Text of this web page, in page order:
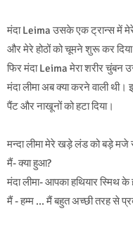
मंदा Leima उसके एक ट्रान्स में मेरे
और मेरे होठों को चूमने शुरू कर
फिर मंदा Leima मेरा शरीर
मंदा लीमा अब क्या करने वाली
पैंट और नाखूनों को हटा दिया।
मन्दा लीमा मेरे खड़े लंड को बड़े मजे
मैं- क्या हुआ?
मंदा लीमा- आपका हथियार स्मिथ के
मैं - हम्म ... मैं बहुत अच्छी तरह से